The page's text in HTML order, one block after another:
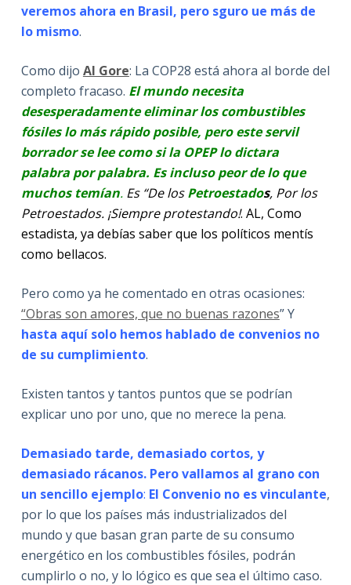
veremos ahora en Brasil, pero sguro ue más de
lo mismo.
Como dijo Al Gore: La COP28 está ahora al borde del
completo fracaso. El mundo necesita
desesperadamente eliminar los combustibles
fósiles lo más rápido posible, pero este servil
borrador se lee como si la OPEP lo dictara
palabra por palabra. Es incluso peor de lo que
muchos temían. Es “De los Petroestados, Por los
Petroestados. ¡Siempre protestando!. AL, Como
estadista, ya debías saber que los políticos mentís
como bellacos.
Pero como ya he comentado en otras ocasiones:
“Obras son amores, que no buenas razones” Y
hasta aquí solo hemos hablado de convenios no
de su cumplimiento.
Existen tantos y tantos puntos que se podrían
explicar uno por uno, que no merece la pena.
Demasiado tarde, demasiado cortos, y
demasiado rácanos. Pero vallamos al grano con
un sencillo ejemplo: El Convenio no es vinculante,
por lo que los países más industrializados del
mundo y que basan gran parte de su consumo
energético en los combustibles fósiles, podrán
cumplirlo o no, y lo lógico es que sea el último caso.